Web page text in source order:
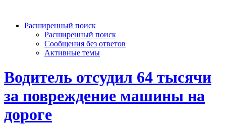
Расширенный поиск
Расширенный поиск
Сообщения без ответов
Активные темы
Водитель отсудил 64 тысячи
за повреждение машины на
дороге